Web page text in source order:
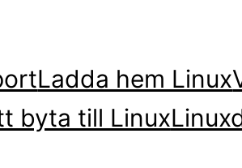
Ladda hem Linux
byta till Linux